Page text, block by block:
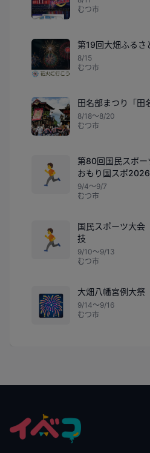
むつ市
第19回大畑ふるさ
8/15
むつ市
田名部まつり「田
8/18〜8/20
むつ市
🏃
第80回国民スポー
おもり国スポ
9/4〜9/7
むつ市
🏃
国民スポーツ大会
技
9/10〜9/13
むつ市
🎆
大畑八幡宮例大祭
9/14〜9/16
むつ市